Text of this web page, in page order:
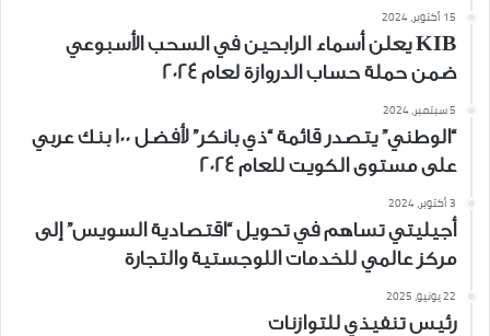
15 أكتوبر، 2024
KIB يعلن أسماء الرابحين في السحب الأسبوعي
ضمن حملة حساب الدروازة لعام 2024
5 سبتمبر، 2024
“الوطني” يتصدر قائمة “ذي بانكر” لأفضل 100 بنك عربي
على مستوى الكويت للعام 2024
3 أكتوبر، 2024
أجيليتي تساهم في تحويل “اقتصادية السويس” إلى
مركز عالمي للخدمات اللوجستية والتجارة
22 يونيو، 2025
رئيس تنفيذي للتوازنات